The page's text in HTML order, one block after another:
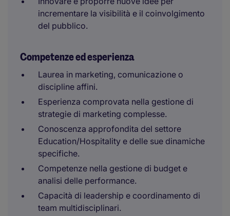
incrementare la visibilità e il coinvolgimento
del pubblico.
Competenze ed esperienza
Laurea in marketing, comunicazione o
discipline affini.
Esperienza comprovata nella gestione di
strategie di marketing complesse.
Conoscenza approfondita del settore
Education/Hospitality e delle sue dinamiche
specifiche.
Competenze nella gestione di budget e
analisi delle performance.
Capacità di leadership e coordinamento di
team multidisciplinari.